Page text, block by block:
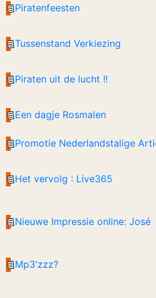
Piratenfeesten
Tussenstand Verkiezing
Piraten uit de lucht !!
Een dagje Rosmalen
Promotie Nederlandstalige
Het vervolg : Live365
Nieuwe Impressie online: José
Mp3'zzz?